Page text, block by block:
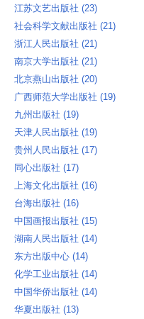
江苏文艺出版社 ‎(23)
社会科学文献出版社 ‎(21)
浙江人民出版社 ‎(21)
南京大学出版社 ‎(21)
北京燕山出版社 ‎(20)
广西师范大学出版社 ‎(19)
九州出版社 ‎(19)
天津人民出版社 ‎(19)
贵州人民出版社 ‎(17)
同心出版社 ‎(17)
上海文化出版社 ‎(16)
台海出版社 ‎(16)
中国画报出版社 ‎(15)
湖南人民出版社 ‎(14)
东方出版中心 ‎(14)
化学工业出版社 ‎(14)
中国华侨出版社 ‎(14)
华夏出版社 ‎(13)